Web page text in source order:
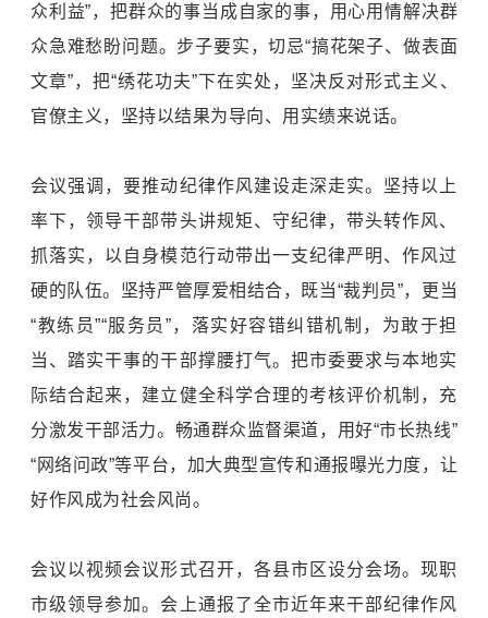
众利益”，把群众的事当成自家的事，用心用情解决群
众急难愁盼问题。步子要实，切忌“搞花架子、做表面
文章”，把“绣花功夫”下在实处，坚决反对形式主义 、
官僚主义，坚持以结果为导向、用实绩来说话。
会议强调，要推动纪律作风建设走深走实。坚持以上
率下，领导干部带头讲规矩、守纪律，带头转作风、
抓落实，以自身模范行动带出一支纪律严明、作风过
硬的队伍。坚持严管厚爱相结合，既当“裁判员”，更当
“教练员”“服务员”，落实好容错纠错机制，为敢于担
当、踏实干事的干部撑腰打气。把市委要求与本地实
际结合起来，建立健全科学合理的考核评价机制，充
分激发干部活力。畅通群众监督渠道，用好“市长热线”
“网络问政”等平台，加大典型宣传和通报曝光力度，让
好作风成为社会风尚。
会议以视频会议形式召开，各县市区设分会场。现职
市级领导参加。会上通报了全市近年来干部纪律作风